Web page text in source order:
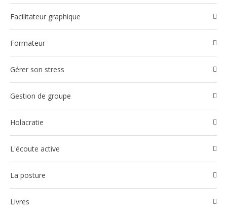
Facilitateur graphique
Formateur
Gérer son stress
Gestion de groupe
Holacratie
l'écoute active
La posture
Livres